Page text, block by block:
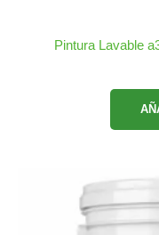
Pintura Lavable